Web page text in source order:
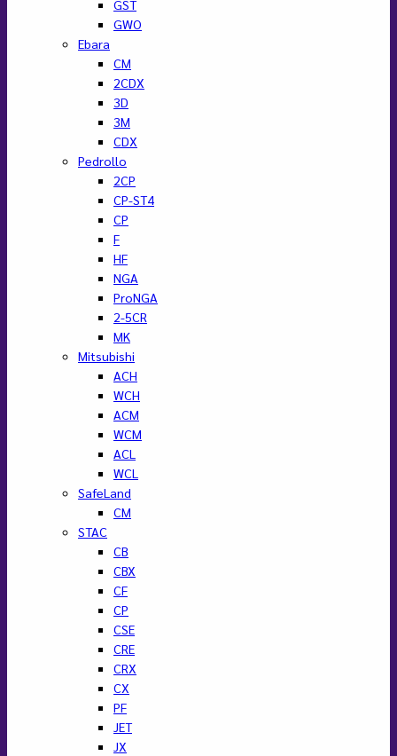
GST
GWO
Ebara
CM
2CDX
3D
3M
CDX
Pedrollo
2CP
CP-ST4
CP
F
HF
NGA
ProNGA
2-5CR
MK
Mitsubishi
ACH
WCH
ACM
WCM
ACL
WCL
SafeLand
CM
STAC
CB
CBX
CF
CP
CSE
CRE
CRX
CX
PF
JET
JX